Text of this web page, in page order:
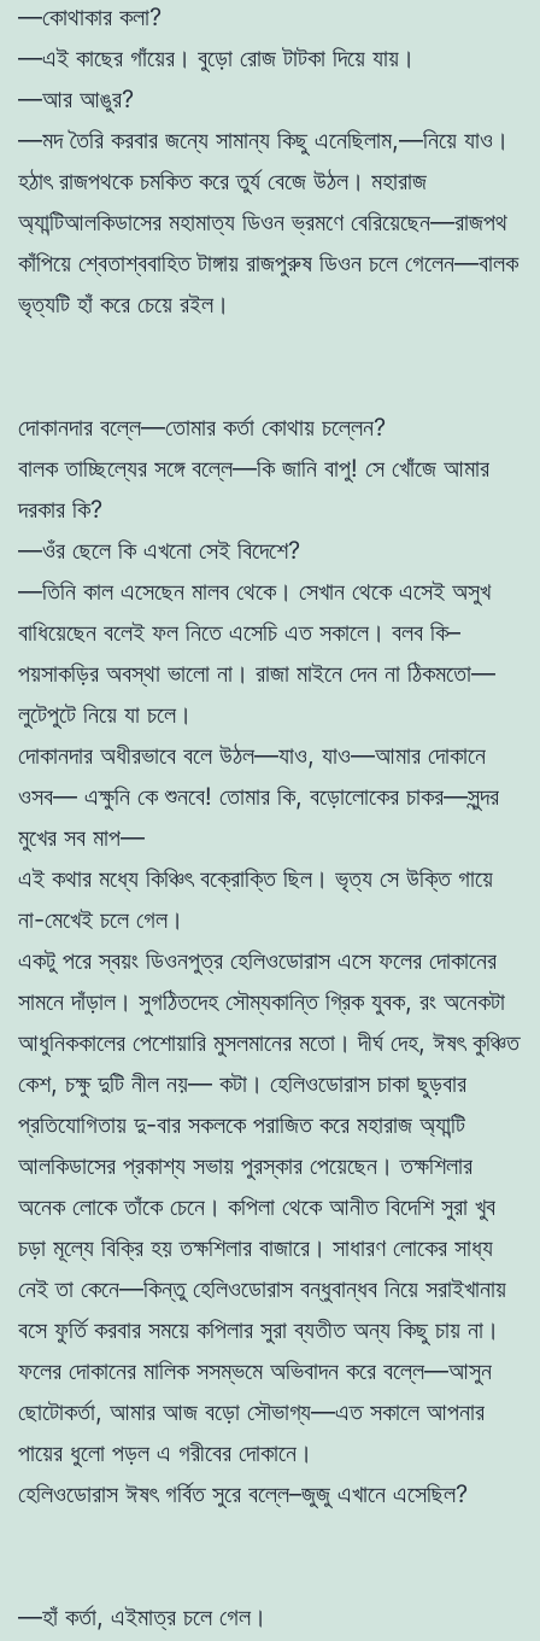
—কোথাকার কলা?
—এই কাছের গাঁয়ের। বুড়ো রোজ টাটকা দিয়ে যায়।
—আর আঙুর?
—মদ তৈরি করবার জন্যে সামান্য কিছু এনেছিলাম,—নিয়ে যাও।
হঠাৎ রাজপথকে চমকিত করে তুর্য বেজে উঠল। মহারাজ
অ্যান্টিআলকিডাসের মহামাত্য ডিওন ভ্রমণে বেরিয়েছেন—রাজপথ
কাঁপিয়ে শ্বেতাশ্ববাহিত টাঙ্গায় রাজপুরুষ ডিওন চলে গেলেন—বালক
ভৃত্যটি হাঁ করে চেয়ে রইল।
দোকানদার বল্লে—তোমার কর্তা কোথায় চল্লেন?
বালক তাচ্ছিল্যের সঙ্গে বল্লে—কি জানি বাপু! সে খোঁজে আমার
দরকার কি?
—ওঁর ছেলে কি এখনো সেই বিদেশে?
—তিনি কাল এসেছেন মালব থেকে। সেখান থেকে এসেই অসুখ
বাধিয়েছেন বলেই ফল নিতে এসেচি এত সকালে। বলব কি–
পয়সাকড়ির অবস্থা ভালো না। রাজা মাইনে দেন না ঠিকমতো—
লুটেপুটে নিয়ে যা চলে।
দোকানদার অধীরভাবে বলে উঠল—যাও, যাও—আমার দোকানে
ওসব— এক্ষুনি কে শুনবে! তোমার কি, বড়োলোকের চাকর—সুন্দর
মুখের সব মাপ—
এই কথার মধ্যে কিঞ্চিৎ বক্রোক্তি ছিল। ভৃত্য সে উক্তি গায়ে
না-মেখেই চলে গেল।
একটু পরে স্বয়ং ডিওনপুত্র হেলিওডোরাস এসে ফলের দোকানের
সামনে দাঁড়াল। সুগঠিতদেহ সৌম্যকান্তি গ্রিক যুবক, রং অনেকটা
আধুনিককালের পেশোয়ারি মুসলমানের মতো। দীর্ঘ দেহ, ঈষৎ কুঞ্চিত
কেশ, চক্ষু দুটি নীল নয়— কটা। হেলিওডোরাস চাকা ছুড়বার
প্রতিযোগিতায় দু-বার সকলকে পরাজিত করে মহারাজ অ্যান্টি
আলকিডাসের প্রকাশ্য সভায় পুরস্কার পেয়েছেন। তক্ষশিলার
অনেক লোকে তাঁকে চেনে। কপিলা থেকে আনীত বিদেশি সুরা খুব
চড়া মূল্যে বিক্রি হয় তক্ষশিলার বাজারে। সাধারণ লোকের সাধ্য
নেই তা কেনে—কিন্তু হেলিওডোরাস বন্ধুবান্ধব নিয়ে সরাইখানায়
বসে ফুর্তি করবার সময়ে কপিলার সুরা ব্যতীত অন্য কিছু চায় না।
ফলের দোকানের মালিক সসম্ভমে অভিবাদন করে বল্লে—আসুন
ছোটোকর্তা, আমার আজ বড়ো সৌভাগ্য—এত সকালে আপনার
পায়ের ধুলো পড়ল এ গরীবের দোকানে।
হেলিওডোরাস ঈষৎ গর্বিত সুরে বল্লে–জুজু এখানে এসেছিল?
—হাঁ কর্তা, এইমাত্র চলে গেল।